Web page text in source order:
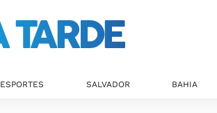
ESPORTES SALVADOR BAHIA